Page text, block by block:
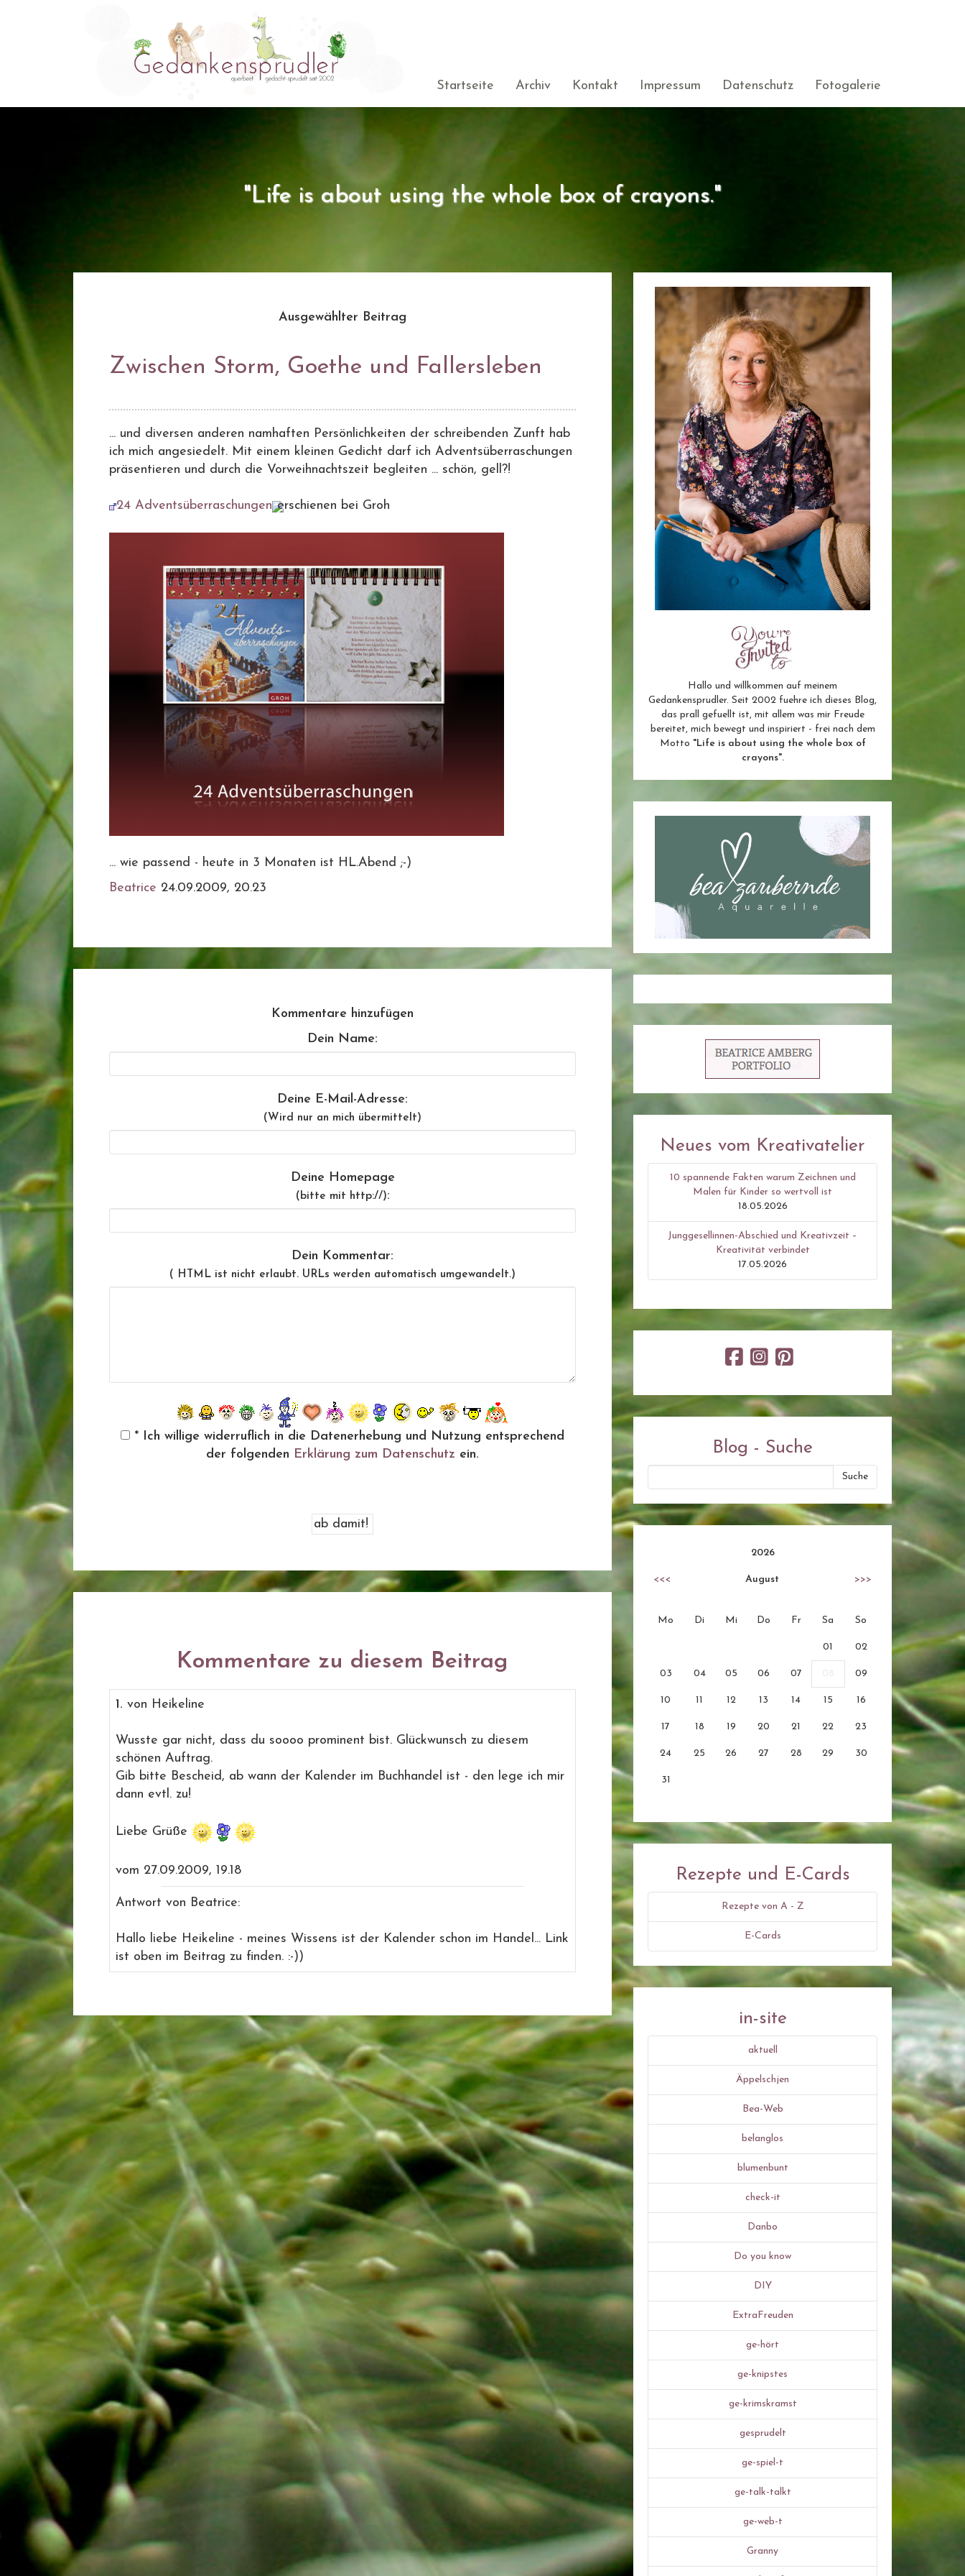
Startseite Archiv Kontakt Impressum Datenschutz Fotogalerie
"Life is about using the whole box of crayons."
Ausgewählter Beitrag
Zwischen Storm, Goethe und Fallersleben
... und diversen anderen namhaften Persönlichkeiten der schreibenden Zunft hab
ich mich angesiedelt. Mit einem kleinen Gedicht darf ich Adventsüberraschungen
präsentieren und durch die Vorweihnachtszeit begleiten ... schön, gell?!
24 Adventsüberraschungenerschienen bei Groh
... wie passend - heute in 3 Monaten ist HL.Abend ;-)
Beatrice 24.09.2009, 20.23
Kommentare hinzufügen
Dein Name:
Deine E-Mail-Adresse:
(Wird nur an mich übermittelt)
Deine Homepage
(bitte mit http://):
Dein Kommentar:
( HTML ist nicht erlaubt. URLs werden automatisch umgewandelt.)
* Ich willige widerruflich in die Datenerhebung und Nutzung entsprechend
der folgenden Erklärung zum Datenschutz ein.
Kommentare zu diesem Beitrag
1. von Heikeline
Wusste gar nicht, dass du soooo prominent bist. Glückwunsch zu diesem
schönen Auftrag.
Gib bitte Bescheid, ab wann der Kalender im Buchhandel ist - den lege ich mir
dann evtl. zu!
Liebe Grüße
vom 27.09.2009, 19.18
Antwort von Beatrice:
Hallo liebe Heikeline - meines Wissens ist der Kalender schon im Handel... Link
ist oben im Beitrag zu finden. :-))
Hallo und willkommen auf meinem
Gedankensprudler. Seit 2002 fuehre ich dieses Blog,
das prall gefuellt ist, mit allem was mir Freude
bereitet, mich bewegt und inspiriert - frei nach dem
Motto "Life is about using the whole box of
crayons".
Neues vom Kreativatelier
10 spannende Fakten warum Zeichnen und
Malen für Kinder so wertvoll ist
18.05.2026
Junggesellinnen-Abschied und Kreativzeit –
Kreativität verbindet
17.05.2026
Blog - Suche
2026
<<< August >>>
Mo Di Mi Do Fr Sa So
01 02
03 04 05 06 07 08 09
10 11 12 13 14 15 16
17 18 19 20 21 22 23
24 25 26 27 28 29 30
31
Rezepte und E-Cards
Rezepte von A - Z
E-Cards
in-site
aktuell
Äppelschjen
Bea-Web
belanglos
blumenbunt
check-it
Danbo
Do you know
DIY
ExtraFreuden
ge-hört
ge-knipstes
ge-krimskramst
gesprudelt
ge-spiel-t
ge-talk-talkt
ge-web-t
Granny